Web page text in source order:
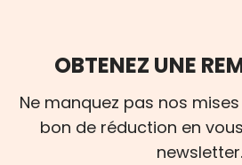
OBTENEZ UNE
Ne manquez pas nos
bon de réduction en
newsletter.